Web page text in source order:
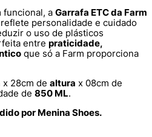
funcional, a Garrafa ETC da Farm
personalidade e cuidado
o uso de plásticos
entre praticidade,
que só a Farm proporciona
x 28cm de altura x 08cm de
de 850 ML.
por Menina Shoes.